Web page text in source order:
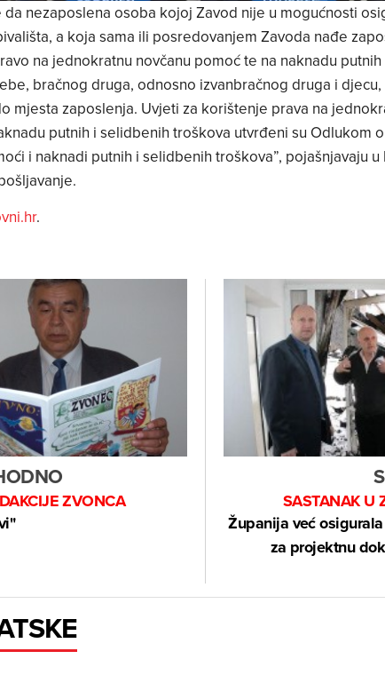
da nezaposlena osoba kojoj Zavod nije u mogućnosti
a koja sama ili posredovanjem Zavoda nađe
na jednokratnu novčanu pomoć te na naknadu
bračnog druga, odnosno izvanbračnog druga i
mjesta zaposlenja. Uvjeti za korištenje prava na
putnih i selidbenih troškova utvrđeni su Odlukom
i naknadi putnih i selidbenih troškova”, pojašnjavaju u
.
ZVONCA
SASTANAK U
Županija već
za projektnu